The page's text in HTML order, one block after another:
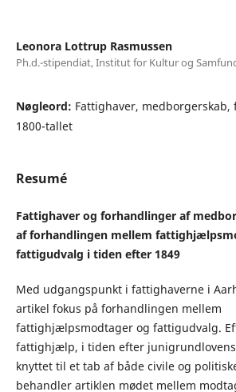
Leonora Lottrup Rasmussen
Ph.d.-stipendiat, Institut for Kultur og
Nøgleord: Fattighaver,
1800-tallet
Resumé
Fattighaver og forhandlinger af
af forhandlingen mellem
fattigudvalg i tiden efter 1849
Med udgangspunkt i fattighaverne i
artikel fokus på forhandlingen mellem
fattighjælpsmodtager og fattigudvalg.
fattighjælp, i tiden efter
knyttet til et tab af både civile og
behandler artiklen mødet mellem